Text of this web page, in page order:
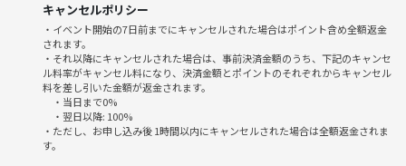
お菓子を用意する予定ですが食べたいお菓子などあれば持ってきて下さ
飲み物
当日の注意事項
当日までに参加者の方に開催場所の詳細をお伝えします。
キャンセルポリシー
・イベント開始の7日前までにキャンセルされた場合はポイント含め全額返金
されます。
・それ以降にキャンセルされた場合は、事前決済金額のうち、下記のキャンセ
ル料率がキャンセル料になり、決済金額とポイントのそれぞれからキャンセル
料を差し引いた金額が返金されます。
・当日まで0%
・翌日以降: 100%
・ただし、お申し込み後 1時間以内にキャンセルされた場合は全額返金されま
す。